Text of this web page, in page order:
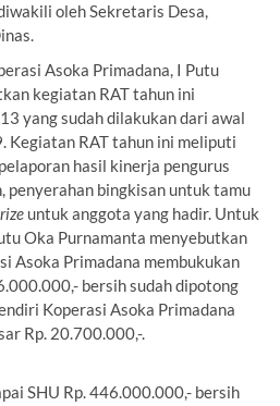
oleh Sekretaris Desa,
Asoka Primadana, I Putu
kegiatan RAT tahun ini
yang sudah dilakukan dari awal
Kegiatan RAT tahun ini meliputi
hasil kinerja pengurus
penyerahan bingkisan untuk tamu
untuk anggota yang hadir. Untuk
Oka Purnamanta menyebutkan
Asoka Primadana membukukan
bersih sudah dipotong
Koperasi Asoka Primadana
Rp. 20.700.000,-.
SHU Rp. 446.000.000,- bersih